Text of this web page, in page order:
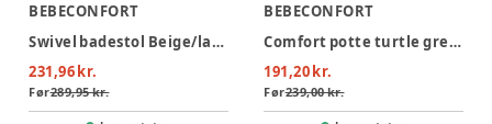
BEBECONFORT
Swivel badestol Beige/lavender
231,96 kr.
Før289,95 kr.
BEBECONFORT
Comfort potte turtle green
191,20 kr.
Før239,00 kr.